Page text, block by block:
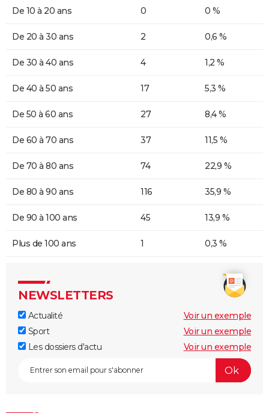
De 10 à 20 ans 0 0 %
De 20 à 30 ans 2 0,6 %
De 30 à 40 ans 4 1,2 %
De 40 à 50 ans 17 5,3 %
De 50 à 60 ans 27 8,4 %
De 60 à 70 ans 37 11,5 %
De 70 à 80 ans 74 22,9 %
De 80 à 90 ans 116 35,9 %
De 90 à 100 ans 45 13,9 %
Plus de 100 ans 1 0,3 %
NEWSLETTERS
Actualité
Voir un exemple
Sport
Voir un exemple
Les dossiers d'actu
Voir un exemple